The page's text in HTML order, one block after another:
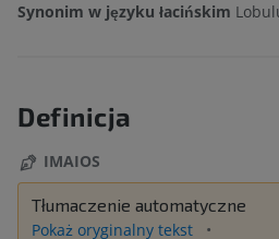
Synonim w języku łacińskim
Definicja
IMAIOS
Tłumaczenie automatyczne
Pokaż oryginalny tekst